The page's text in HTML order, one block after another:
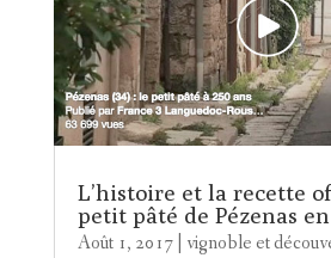
L’histoire et la recette
petit pâté de Pézenas
Août 1, 2017| vignoble et